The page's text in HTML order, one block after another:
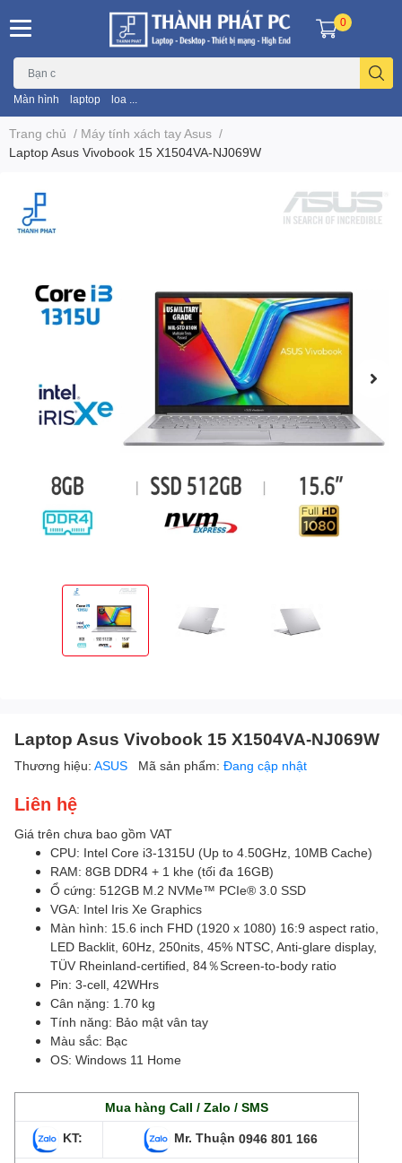
Màn hình laptop loa ...
0
Trang chủ / Máy tính xách tay Asus /
Laptop Asus Vivobook 15 X1504VA-NJ069W
Laptop Asus Vivobook 15 X1504VA-NJ069W
Thương hiệu: ASUS Mã sản phẩm: Đang cập nhật
Liên hệ
Giá trên chưa bao gồm VAT
CPU: Intel Core i3-1315U (Up to 4.50GHz, 10MB Cache)
RAM: 8GB DDR4 + 1 khe (tối đa 16GB)
Ổ cứng: 512GB M.2 NVMe™ PCIe® 3.0 SSD
VGA: Intel Iris Xe Graphics
Màn hình: 15.6 inch FHD (1920 x 1080) 16:9 aspect ratio,
LED Backlit, 60Hz, 250nits, 45% NTSC, Anti-glare display,
TÜV Rheinland-certified, 84％Screen-to-body ratio
Pin: 3-cell, 42WHrs
Cân nặng: 1.70 kg
Tính năng: Bảo mật vân tay
Màu sắc: Bạc
OS: Windows 11 Home
Mua hàng Call / Zalo / SMS
KT: Mr. Thuận 0946 801 166